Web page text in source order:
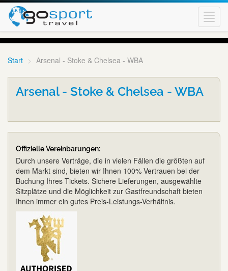
Start Arsenal - Stoke & Chelsea - WBA
Arsenal - Stoke & Chelsea - WBA
Offizielle Vereinbarungen:
Durch unsere Verträge, die in vielen Fällen die größten auf
dem Markt sind, bieten wir Ihnen 100% Vertrauen bei der
Buchung Ihres Tickets. Sichere Lieferungen, ausgewählte
Sitzplätze und die Möglichkeit zur Gastfreundschaft bieten
Ihnen immer ein gutes Preis-Leistungs-Verhältnis.